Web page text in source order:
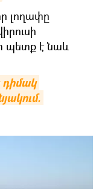
լողափը
պետք է նաև